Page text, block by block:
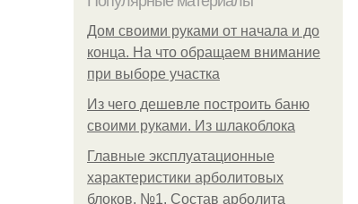
Дом своими руками от начала и до
конца. На что обращаем внимание
при выборе участка
Из чего дешевле построить баню
своими руками. Из шлакоблока
Главные эксплуатационные
характеристики арболитовых
блоков. №1. Состав арболита